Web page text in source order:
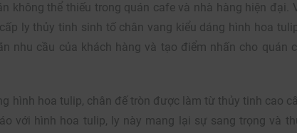
không thể thiếu trong quán cafe và nhà hàng hiện đại.
ly thủy tinh sinh tố chân vang kiểu dáng hình hoa
nhu cầu của khách hàng và tạo điểm nhấn cho quán
hình hoa tulip, chân đế tròn được làm từ thủy tinh cao
với hình hoa tulip, ly này mang lại sự sang trọng và